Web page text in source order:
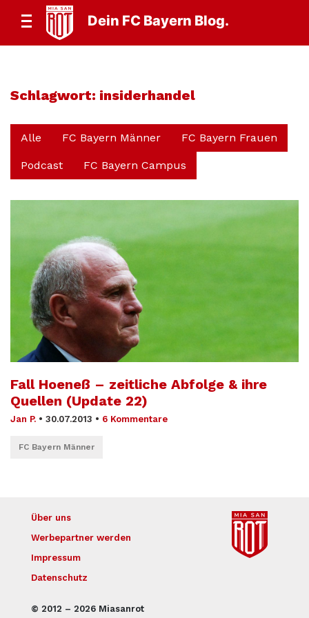
Dein FC Bayern Blog.
Schlagwort: insiderhandel
Alle FC Bayern Männer FC Bayern Frauen
Podcast FC Bayern Campus
Fall Hoeneß – zeitliche Abfolge & ihre
Quellen (Update 22)
Jan P. • 30.07.2013 • 6 Kommentare
FC Bayern Männer
© 2012 – 2026 Miasanrot
Über uns
Werbepartner werden
Impressum
Datenschutz